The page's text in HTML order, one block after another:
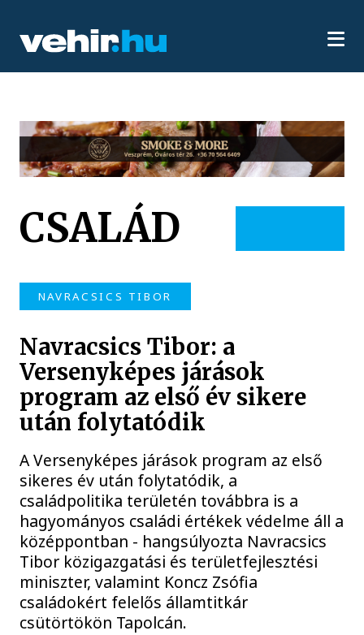
CSALÁD
NAVRACSICS TIBOR
Navracsics Tibor: a
Versenyképes járások
program az első év sikere
után folytatódik
A Versenyképes járások program az első
sikeres év után folytatódik, a
családpolitika területén továbbra is a
hagyományos családi értékek védelme áll a
középpontban - hangsúlyozta Navracsics
Tibor közigazgatási és területfejlesztési
miniszter, valamint Koncz Zsófia
családokért felelős államtitkár
csütörtökön Tapolcán.